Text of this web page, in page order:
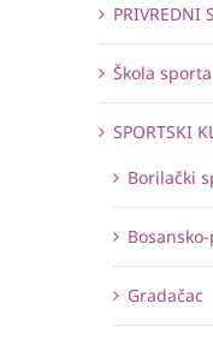
PRIVREDNI
Škola sporta
SPORTSKI
Borilački
Gradačac